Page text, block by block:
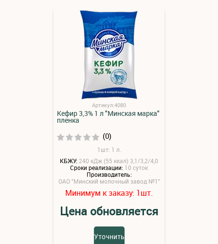
Артикул:4080
Кефир 3,3% 1 л "Минская марка"
пленка
(0)
1шт: 1 л.
КБЖУ: 240 кДж (55 ккал) 3,1/3,2/4,0
Сроки реализации: 10 суток
Производитель:
ОАО "Минский молочный завод №1"
Минимум к заказу: 1шт.
Цена обновляется
Уточнить